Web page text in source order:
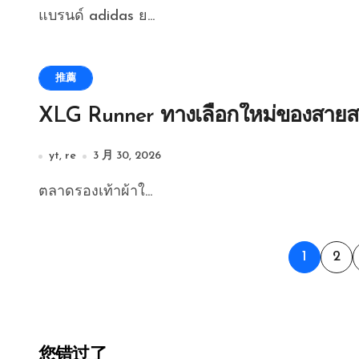
แบรนด์ adidas ย...
推薦
XLG Runner ทางเลือกใหม่ของสาย
yt, re 3 月 30, 2026
ตลาดรองเท้าผ้าใ...
文1 2